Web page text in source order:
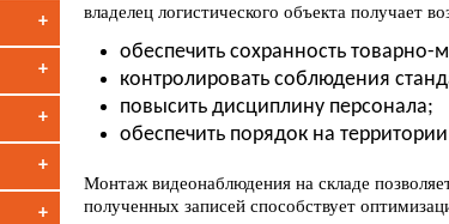
владелец логистического объекта получает
обеспечить сохранность
контролировать соблюдения
повысить дисциплину персонала;
обеспечить порядок на
Монтаж видеонаблюдения на складе
полученных записей способствует
+
+
+
+
+